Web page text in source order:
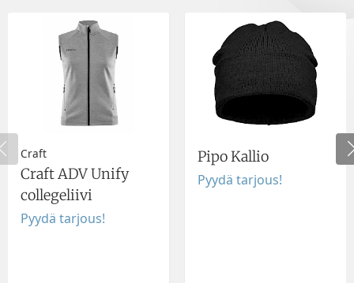
Craft
Craft ADV Unify
collegeliivi
Pyydä tarjous!
Pipo Kallio
Pyydä tarjous!